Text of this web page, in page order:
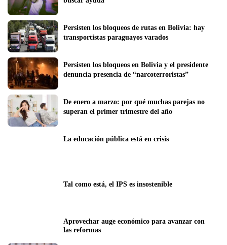
Persisten los bloqueos de rutas en Bolivia: hay
transportistas paraguayos varados
Persisten los bloqueos en Bolivia y el presidente
denuncia presencia de “narcoterroristas”
De enero a marzo: por qué muchas parejas no
superan el primer trimestre del año
La educación pública está en crisis
Tal como está, el IPS es insostenible
Aprovechar auge económico para avanzar con
las reformas